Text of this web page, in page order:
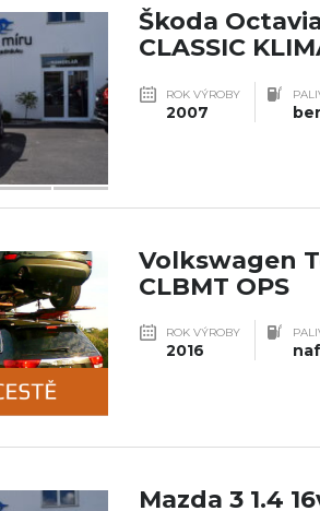
Škoda
CLASSIC
ROK VÝROBY
2007
Volkswagen
CLBMT OPS
ROK VÝROBY
2016
Mazda 3 1.4